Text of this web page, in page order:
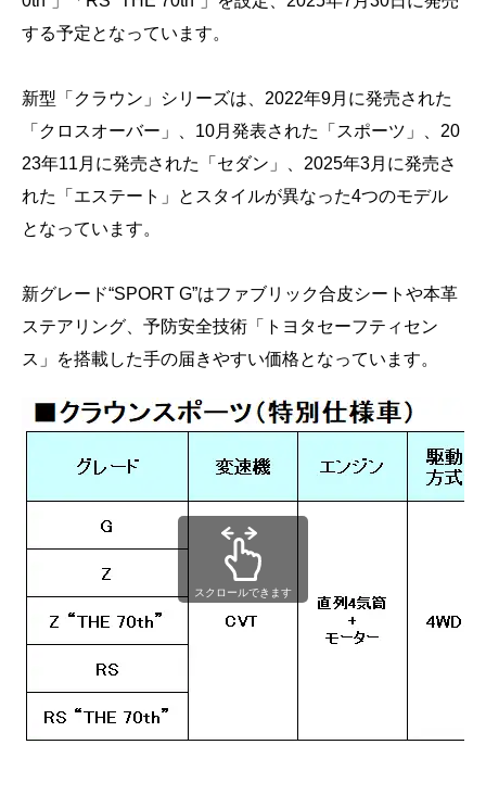
する予定となっています。
新型「クラウン」シリーズは、2022年9月に発売された
「クロスオーバー」、10月発表された「スポーツ」、20
23年11月に発売された「セダン」、2025年3月に発売さ
れた「エステート」とスタイルが異なった4つのモデル
となっています。
新グレード“SPORT G”はファブリック合皮シートや本革
ステアリング、予防安全技術「トヨタセーフティセン
ス」を搭載した手の届きやすい価格となっています。
スクロールできます